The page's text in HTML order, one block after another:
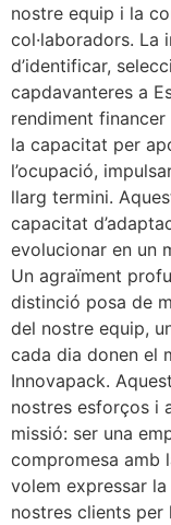
nostre equip i la
col·laboradors. La
d’identificar,
capdavanteres a
rendiment
la capacitat per
l’ocupació,
llarg termini.
capacitat
evolucionar en un
Un agraïment
distinció posa de
del nostre equip,
cada dia donen el
Innovapack.
nostres esforços i
missió: ser una
compromesa amb
volem expressar
nostres clients per